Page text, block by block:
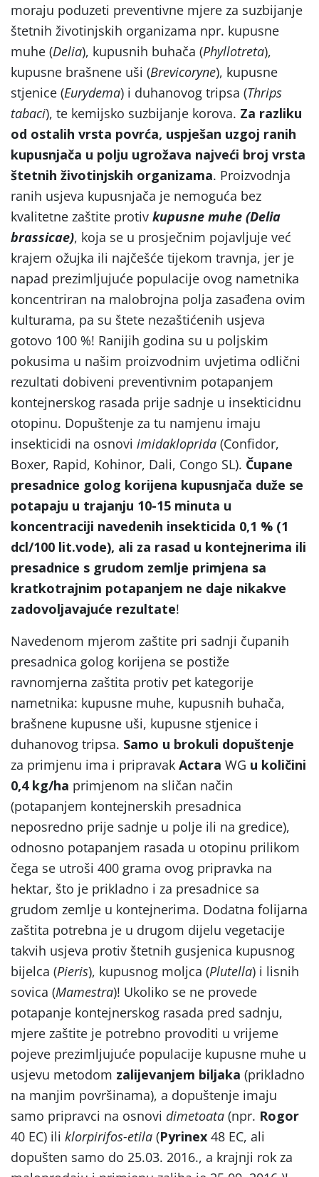
moraju poduzeti preventivne mjere za suzbijanje
štetnih životinjskih organizama npr. kupusne
muhe (Delia), kupusnih buhača (Phyllotreta),
kupusne brašnene uši (Brevicoryne), kupusne
stjenice (Eurydema) i duhanovog tripsa (Thrips
tabaci), te kemijsko suzbijanje korova. Za razliku
od ostalih vrsta povrća, uspješan uzgoj ranih
kupusnjača u polju ugrožava najveći broj vrsta
štetnih životinjskih organizama. Proizvodnja
ranih usjeva kupusnjača je nemoguća bez
kvalitetne zaštite protiv kupusne muhe (Delia
brassicae), koja se u prosječnim pojavljuje već
krajem ožujka ili najčešće tijekom travnja, jer je
napad prezimljujuće populacije ovog nametnika
koncentriran na malobrojna polja zasađena ovim
kulturama, pa su štete nezaštićenih usjeva
gotovo 100 %! Ranijih godina su u poljskim
pokusima u našim proizvodnim uvjetima odlični
rezultati dobiveni preventivnim potapanjem
kontejnerskog rasada prije sadnje u insekticidnu
otopinu. Dopuštenje za tu namjenu imaju
insekticidi na osnovi imidakloprida (Confidor,
Boxer, Rapid, Kohinor, Dali, Congo SL). Čupane
presadnice golog korijena kupusnjača duže se
potapaju u trajanju 10-15 minuta u
koncentraciji navedenih insekticida 0,1 % (1
dcl/100 lit.vode), ali za rasad u kontejnerima ili
presadnice s grudom zemlje primjena sa
kratkotrajnim potapanjem ne daje nikakve
zadovoljavajuće rezultate!
Navedenom mjerom zaštite pri sadnji čupanih
presadnica golog korijena se postiže
ravnomjerna zaštita protiv pet kategorije
nametnika: kupusne muhe, kupusnih buhača,
brašnene kupusne uši, kupusne stjenice i
duhanovog tripsa. Samo u brokuli dopuštenje
za primjenu ima i pripravak Actara WG u količini
0,4 kg/ha primjenom na sličan način
(potapanjem kontejnerskih presadnica
neposredno prije sadnje u polje ili na gredice),
odnosno potapanjem rasada u otopinu prilikom
čega se utroši 400 grama ovog pripravka na
hektar, što je prikladno i za presadnice sa
grudom zemlje u kontejnerima. Dodatna folijarna
zaštita potrebna je u drugom dijelu vegetacije
takvih usjeva protiv štetnih gusjenica kupusnog
bijelca (Pieris), kupusnog moljca (Plutella) i lisnih
sovica (Mamestra)! Ukoliko se ne provede
potapanje kontejnerskog rasada pred sadnju,
mjere zaštite je potrebno provoditi u vrijeme
pojeve prezimljujuće populacije kupusne muhe u
usjevu metodom zalijevanjem biljaka (prikladno
na manjim površinama), a dopuštenje imaju
samo pripravci na osnovi dimetoata (npr. Rogor
40 EC) ili klorpirifos-etila (Pyrinex 48 EC, ali
dopušten samo do 25.03. 2016., a krajnji rok za